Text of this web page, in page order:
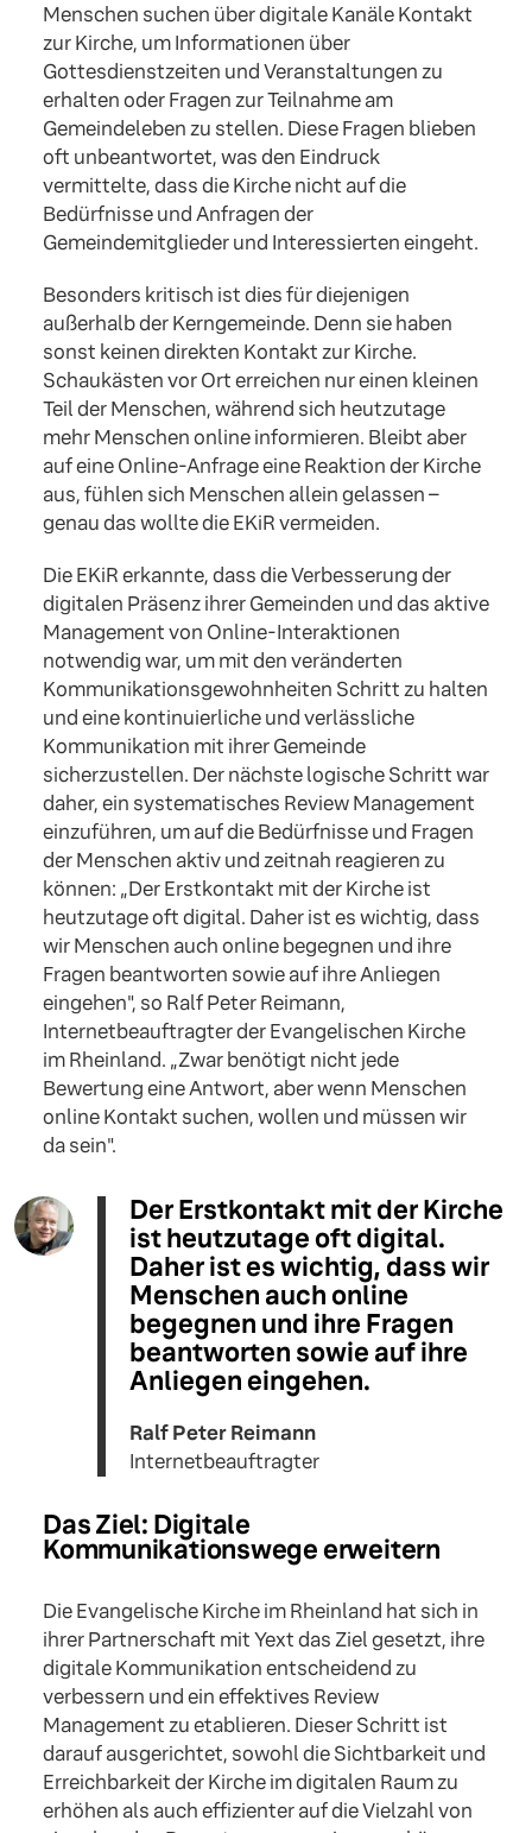
Menschen suchen über digitale Kanäle Kontakt
zur Kirche, um Informationen über
Gottesdienstzeiten und Veranstaltungen zu
erhalten oder Fragen zur Teilnahme am
Gemeindeleben zu stellen. Diese Fragen blieben
oft unbeantwortet, was den Eindruck
vermittelte, dass die Kirche nicht auf die
Bedürfnisse und Anfragen der
Gemeindemitglieder und Interessierten eingeht.
Besonders kritisch ist dies für diejenigen
außerhalb der Kerngemeinde. Denn sie haben
sonst keinen direkten Kontakt zur Kirche.
Schaukästen vor Ort erreichen nur einen kleinen
Teil der Menschen, während sich heutzutage
mehr Menschen online informieren. Bleibt aber
auf eine Online-Anfrage eine Reaktion der Kirche
aus, fühlen sich Menschen allein gelassen –
genau das wollte die EKiR vermeiden.
Die EKiR erkannte, dass die Verbesserung der
digitalen Präsenz ihrer Gemeinden und das aktive
Management von Online-Interaktionen
notwendig war, um mit den veränderten
Kommunikationsgewohnheiten Schritt zu halten
und eine kontinuierliche und verlässliche
Kommunikation mit ihrer Gemeinde
sicherzustellen. Der nächste logische Schritt war
daher, ein systematisches Review Management
einzuführen, um auf die Bedürfnisse und Fragen
der Menschen aktiv und zeitnah reagieren zu
können: „Der Erstkontakt mit der Kirche ist
heutzutage oft digital. Daher ist es wichtig, dass
wir Menschen auch online begegnen und ihre
Fragen beantworten sowie auf ihre Anliegen
eingehen", so Ralf Peter Reimann,
Internetbeauftragter der Evangelischen Kirche
im Rheinland. „Zwar benötigt nicht jede
Bewertung eine Antwort, aber wenn Menschen
online Kontakt suchen, wollen und müssen wir
da sein".
Der Erstkontakt mit der Kirche
ist heutzutage oft digital.
Daher ist es wichtig, dass wir
Menschen auch online
begegnen und ihre Fragen
beantworten sowie auf ihre
Anliegen eingehen.
Ralf Peter Reimann
Internetbeauftragter
Das Ziel: Digitale
Kommunikationswege erweitern
Die Evangelische Kirche im Rheinland hat sich in
ihrer Partnerschaft mit Yext das Ziel gesetzt, ihre
digitale Kommunikation entscheidend zu
verbessern und ein effektives Review
Management zu etablieren. Dieser Schritt ist
darauf ausgerichtet, sowohl die Sichtbarkeit und
Erreichbarkeit der Kirche im digitalen Raum zu
erhöhen als auch effizienter auf die Vielzahl von